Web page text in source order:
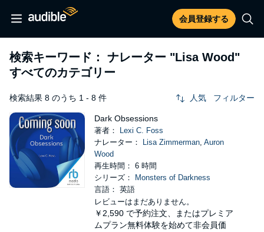
会員登録する
検索キーワード： ナレーター "Lisa Wood"
すべてのカテゴリー
検索結果 8 のうち 1 - 8 件 人気 フィルター
Dark Obsessions
著者：
Lexi C. Foss
ナレーター：
Lisa Zimmerman, Auron
Wood
再生時間： 6 時間
シリーズ：
Monsters of Darkness
言語： 英語
レビューはまだありません。
￥2,590 で予約注文、またはプレミア
ムプラン無料体験を始めて非会員価